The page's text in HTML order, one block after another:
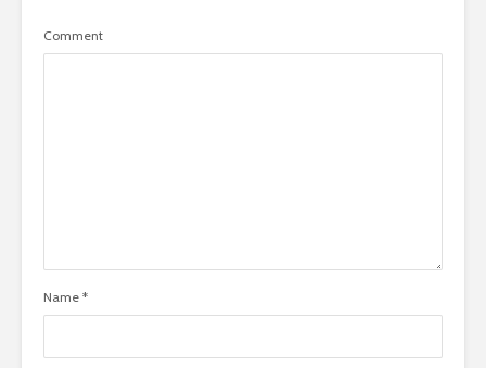
Comment
Name *